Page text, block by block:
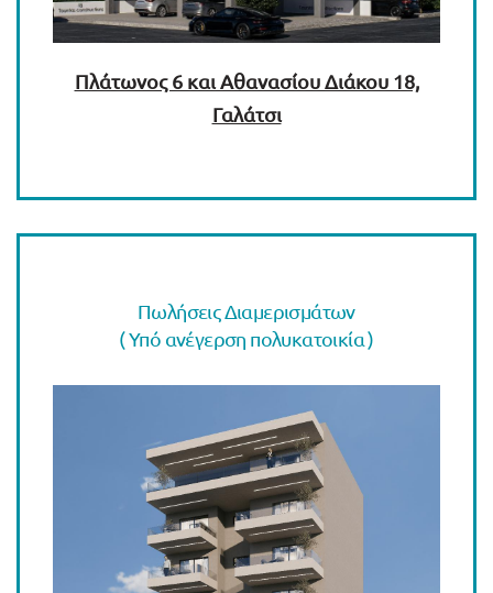
Πλάτωνος 6 και Αθανασίου Διάκου 18,
Γαλάτσι
Πωλήσεις Διαμερισμάτων
( Υπό ανέγερση πολυκατοικία )